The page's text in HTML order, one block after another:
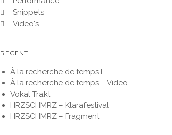
Snippets
Video's
RECENT
À la recherche de temps I
À la recherche de temps – Video
Vokal Trakt
HRZSCHMRZ – Klarafestival
HRZSCHMRZ – Fragment